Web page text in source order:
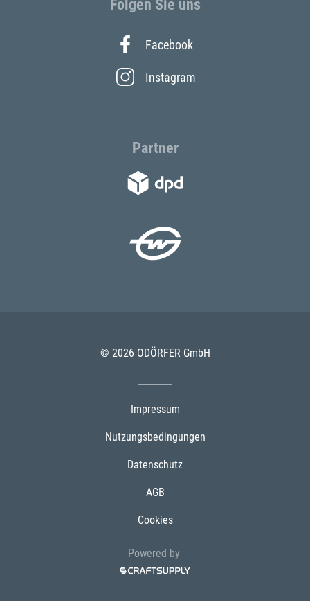
Folgen Sie uns
Facebook
Instagram
Partner
© 2026 ODÖRFER GmbH
Impressum
Nutzungsbedingungen
Datenschutz
AGB
Cookies
Powered by